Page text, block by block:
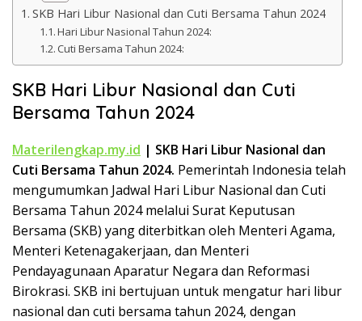
L
e
n
g
k
a
p
SKB Hari Libur Nasional dan Cuti Bersama Tahun 2024
Hari Libur Nasional Tahun 2024:
Cuti Bersama Tahun 2024:
SKB Hari Libur Nasional dan Cuti
Bersama Tahun 2024
Materilengkap.my.id | SKB Hari Libur Nasional dan
Cuti Bersama Tahun 2024. Pemerintah Indonesia telah
mengumumkan Jadwal Hari Libur Nasional dan Cuti
Bersama Tahun 2024 melalui Surat Keputusan
Bersama (SKB) yang diterbitkan oleh Menteri Agama,
Menteri Ketenagakerjaan, dan Menteri
Pendayagunaan Aparatur Negara dan Reformasi
Birokrasi. SKB ini bertujuan untuk mengatur hari libur
nasional dan cuti bersama tahun 2024, dengan